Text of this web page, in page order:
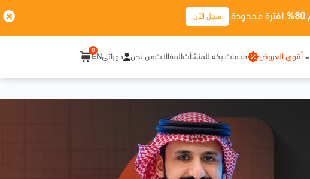
80% لفترة محدودة. سجل الآن
أقوى العروض خدمات بكه للمنشآتالمقالاتمن نحن دوراتيEN
0